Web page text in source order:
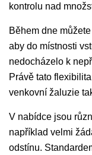
kontrolu nad
Během dne
aby do místnosti
nedocházelo k
Právě tato
venkovní žaluzie
V nabídce jsou
například velmi
odstínu.